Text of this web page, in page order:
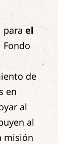
para el
Fondo
de
en
al
al
misión